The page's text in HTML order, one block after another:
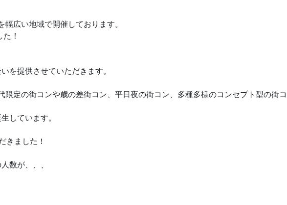
広い地域で開催しております。
！
を提供させていただきます。
定の街コンや歳の差街コン、平日夜の街コン、多種多様のコンセプト型の街
しています。
きました！
数が、、、